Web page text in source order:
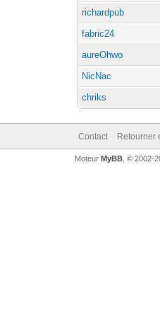
richardpub
fabric24
aureOhwo
NicNac
chriks
Contact Retourner
Moteur MyBB, © 2002-